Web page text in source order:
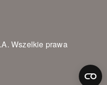
Wszelkie prawa